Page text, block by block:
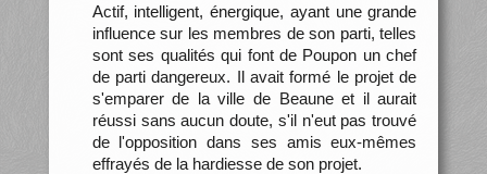
Actif, intelligent, énergique, ayant une grande
influence sur les membres de son parti, telles
sont ses qualités qui font de Poupon un chef
de parti dangereux. Il avait formé le projet de
s'emparer de la ville de Beaune et il aurait
réussi sans aucun doute, s'il n'eut pas trouvé
de l'opposition dans ses amis eux-mêmes
effrayés de la hardiesse de son projet.